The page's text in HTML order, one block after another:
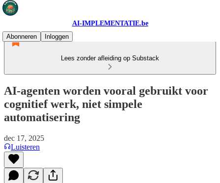
AI-IMPLEMENTATIE.be
Abonneren
Inloggen
Lees zonder afleiding op Substack
AI-agenten worden vooral gebruikt voor
cognitief werk, niet simpele
automatisering
dec 17, 2025
Luisteren